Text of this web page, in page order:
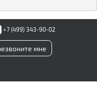
+7 (499) 343-90-02
мне